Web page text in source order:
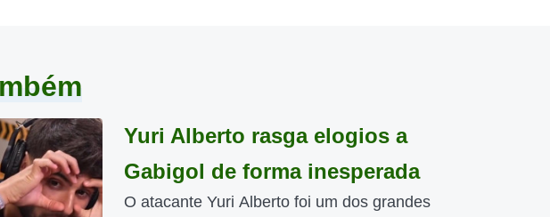
Yuri Alberto rasga elogios a
Gabigol de forma inesperada
O atacante Yuri Alberto foi um dos grandes